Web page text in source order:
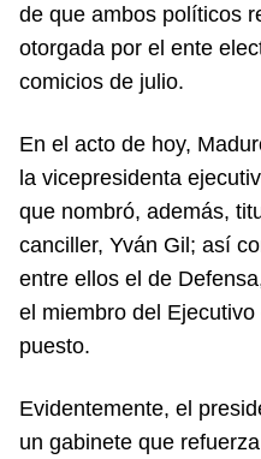
de que ambos políticos
otorgada por el ente
comicios de julio.
En el acto de hoy,
la vicepresidenta
que nombró, además,
canciller, Yván Gil; así
entre ellos el de
el miembro del
puesto.
Evidentemente, el
un gabinete que